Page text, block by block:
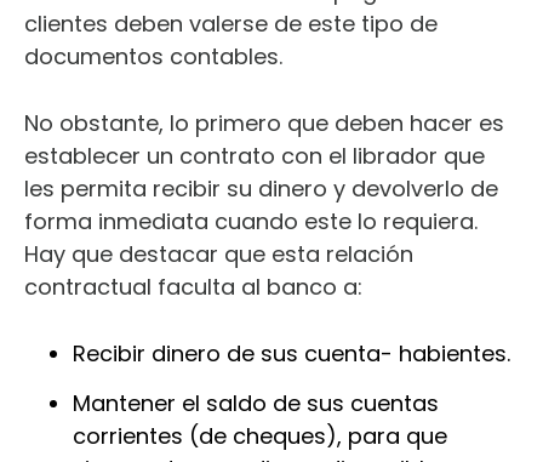
clientes deben valerse de este tipo de
documentos contables.
No obstante, lo primero que deben hacer es
establecer un contrato con el librador que
les permita recibir su dinero y devolverlo de
forma inmediata cuando este lo requiera.
Hay que destacar que esta relación
contractual faculta al banco a:
Recibir dinero de sus cuenta- habientes.
Mantener el saldo de sus cuentas
corrientes (de cheques), para que